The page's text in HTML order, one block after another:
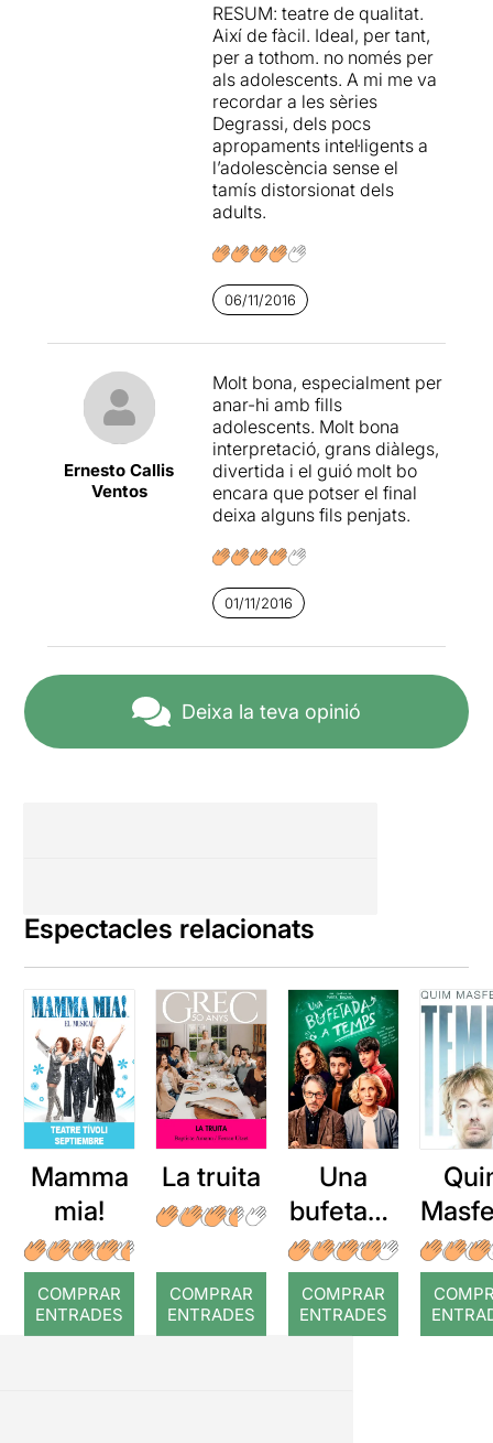
RESUM: teatre de qualitat.
Així de fàcil. Ideal, per tant,
per a tothom. no només per
als adolescents. A mi me va
recordar a les sèries
Degrassi, dels pocs
apropaments intel·ligents a
l’adolescència sense el
tamís distorsionat dels
adults.
06/11/2016
Ernesto Callis
Ventos
Molt bona, especialment per
anar-hi amb fills
adolescents. Molt bona
interpretació, grans diàlegs,
divertida i el guió molt bo
encara que potser el final
deixa alguns fils penjats.
01/11/2016
Deixa la teva opinió
Espectacles relacionats
Mamma
mia!
COMPRAR
ENTRADES
La truita
COMPRAR
ENTRADES
Una
bufetada
a temps
COMPRAR
ENTRADES
r: